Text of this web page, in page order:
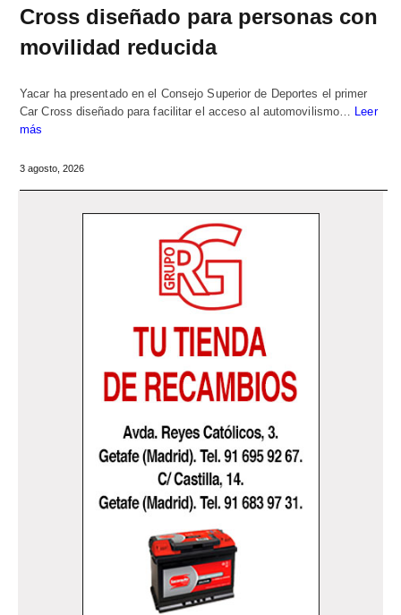
Cross diseñado para personas con
movilidad reducida
Yacar ha presentado en el Consejo Superior de Deportes el primer
Car Cross diseñado para facilitar el acceso al automovilismo… Leer
más
3 agosto, 2026